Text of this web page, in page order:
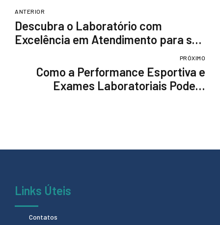
ANTERIOR
Descubra o Laboratório com
Excelência em Atendimento para sua
PRÓXIMO
Como a Performance Esportiva e
Exames Laboratoriais Podem
Links Úteis
Contatos